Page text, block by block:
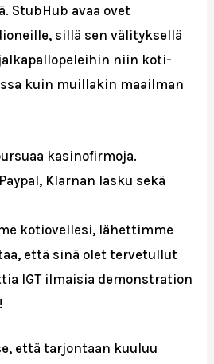
StubHub avaa ovet
sillä sen välityksellä
niin koti-
kuin muillakin maailman
kasinofirmoja.
Klarnan lasku sekä
kotiovellesi, lähettimme
että sinä olet tervetullut
IGT ilmaisia demonstration
että tarjontaan kuuluu